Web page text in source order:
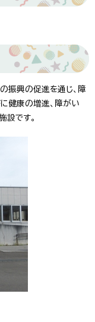
振興の促進を通じ、障
健康の増進、障がい
設です。